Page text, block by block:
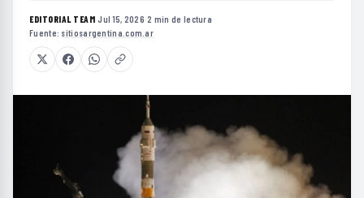
EDITORIAL TEAM·Jul 15, 2026·2 min de lectura·
Fuente: sitiosargentina.com.ar